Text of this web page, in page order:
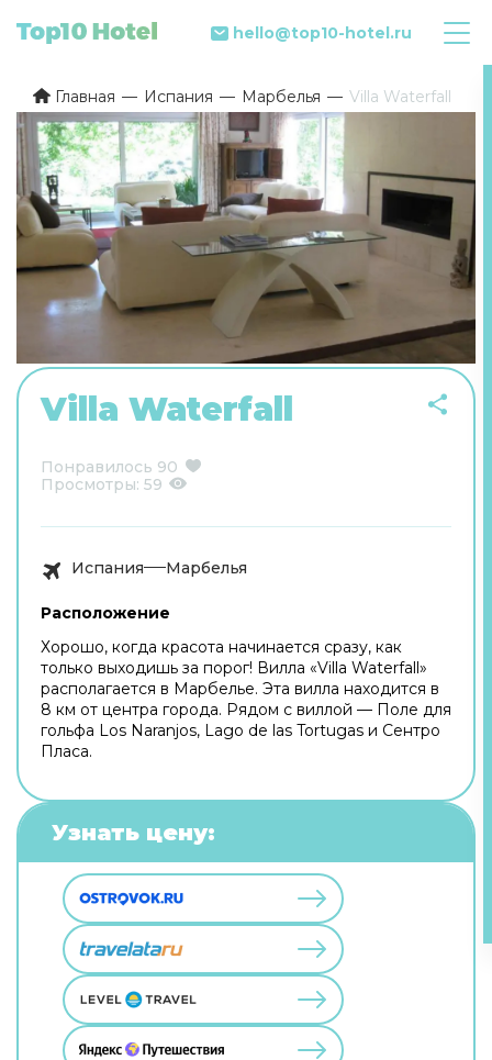
hello@top10-hotel.ru
Главная Испания Марбелья Villa Waterfall
Villa Waterfall
Понравилось 90
Просмотры: 59
Испания Марбелья
Расположение
Хорошо, когда красота начинается сразу, как
только выходишь за порог! Вилла «Villa Waterfall»
располагается в Марбелье. Эта вилла находится в
8 км от центра города. Рядом с виллой — Поле для
гольфа Los Naranjos, Lago de las Tortugas и Сентро
Пласа.
Узнать цену: